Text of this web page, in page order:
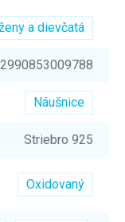
a dievčatá
2990853009788
Náušnice
Striebro 925
Oxidovaný